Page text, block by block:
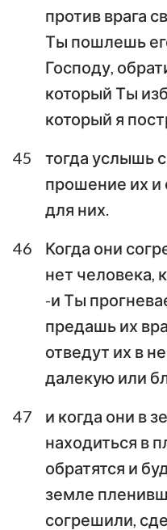
против врага
Ты пошлешь
Господу,
который Ты
который я
45
тогда услышь
прошение их и
для них.
46
Когда они
нет человека,
-и Ты
предашь их
отведут их в
далекую или
47
и когда они в
находиться в
обратятся и
земле
согрешили,